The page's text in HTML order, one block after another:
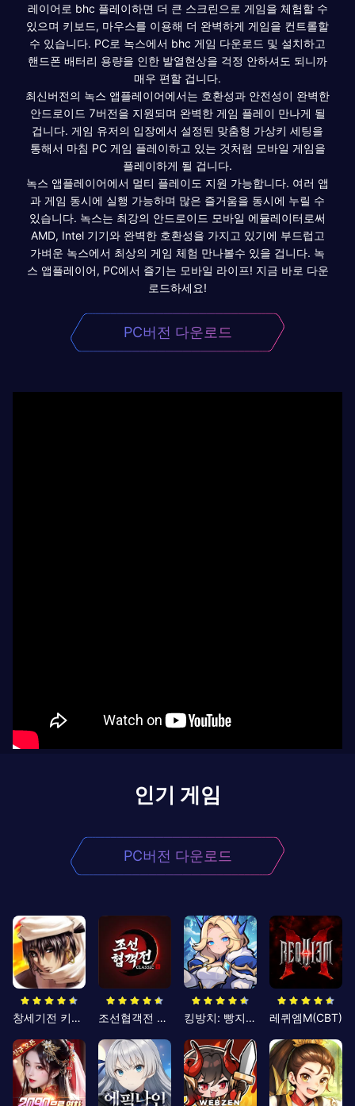
레이어로 bhc 플레이하면 더 큰 스크린으로 게임을 체험할 수
있으며 키보드, 마우스를 이용해 더 완벽하게 게임을 컨트롤할
수 있습니다. PC로 녹스에서 bhc 게임 다운로드 및 설치하고
핸드폰 배터리 용량을 인한 발열현상을 걱정 안하셔도 되니까
매우 편할 겁니다.
최신버전의 녹스 앱플레이어에서는 호환성과 안전성이 완벽한
안드로이드 7버전을 지원되며 완벽한 게임 플레이 만나게 될
겁니다. 게임 유저의 입장에서 설정된 맞춤형 가상키 세팅을
통해서 마침 PC 게임 플레이하고 있는 것처럼 모바일 게임을
플레이하게 될 겁니다.
녹스 앱플레이어에서 멀티 플레이도 지원 가능합니다. 여러 앱
과 게임 동시에 실행 가능하며 많은 즐거움을 동시에 누릴 수
있습니다. 녹스는 최강의 안드로이드 모바일 에뮬레이터로써
AMD, Intel 기기와 완벽한 호환성을 가지고 있기에 부드럽고
가벼운 녹스에서 최상의 게임 체험 만나볼수 있을 겁니다. 녹
스 앱플레이어, PC에서 즐기는 모바일 라이프! 지금 바로 다운
로드하세요!
PC버전 다운로드
인기 게임
PC버전 다운로드
창세기전 키우기 조선협객전 클래식 킹방치: 빵지의 제왕 레퀴엠M(CBT)